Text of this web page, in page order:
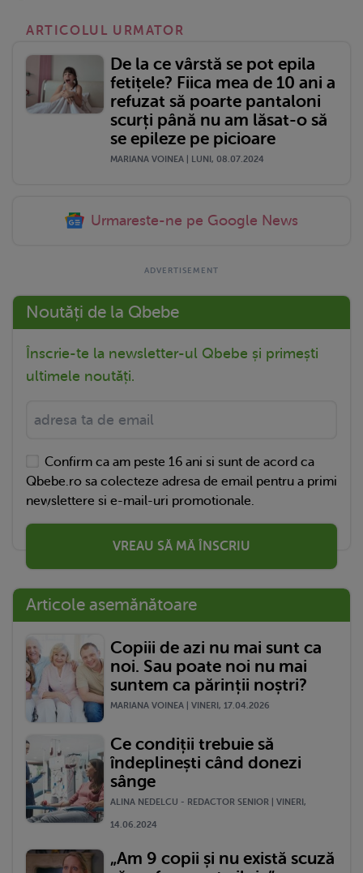
ARTICOLUL URMATOR
De la ce vârstă se pot epila
fetițele? Fiica mea de 10 ani a
refuzat să poarte pantaloni
scurți până nu am lăsat-o să
se epileze pe picioare
MARIANA VOINEA | LUNI, 08.07.2024
Urmareste-ne pe Google News
Noutăți de la Qbebe
Înscrie-te la newsletter-ul Qbebe și primești
ultimele noutăți.
Confirm ca am peste 16 ani si sunt de acord ca
Qbebe.ro sa colecteze adresa de email pentru a primi
newslettere si e-mail-uri promotionale.
VREAU SĂ MĂ ÎNSCRIU
Articole asemănătoare
Copiii de azi nu mai sunt ca
noi. Sau poate noi nu mai
suntem ca părinții noștri?
MARIANA VOINEA | VINERI, 17.04.2026
Ce condiții trebuie să
îndeplinești când donezi
sânge
ALINA NEDELCU - REDACTOR SENIOR | VINERI,
14.06.2024
„Am 9 copii și nu există scuză